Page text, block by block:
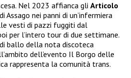
Nel 2023 affianca gli Articolo
Assago nei panni di un’infermiera
vesti di pazzi fuggiti dal
per l’intero tour di due settimane.
ballo della nota discoteca
dell’evento Il Borgo delle
rappresenta la comunità trans.